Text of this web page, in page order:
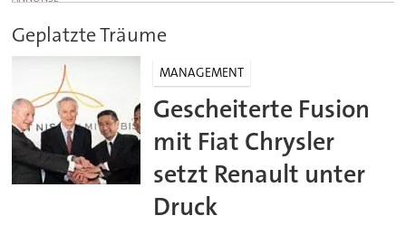
Geplatzte Träume
MANAGEMENT
Gescheiterte Fusion
mit Fiat Chrysler
setzt Renault unter
Druck